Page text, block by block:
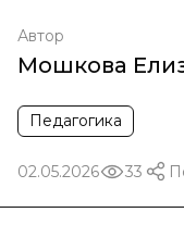
Автор
Мошкова
Педагогика
02.05.2026 33